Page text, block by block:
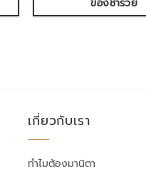
ของชำร่วย
เกี่ยวกับเรา
ทำไมต้องมานิตา